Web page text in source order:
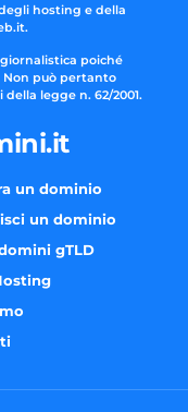
hosting e della
poiché
Non può pertanto
legge n. 62/2001.
un dominio
un dominio
gTLD